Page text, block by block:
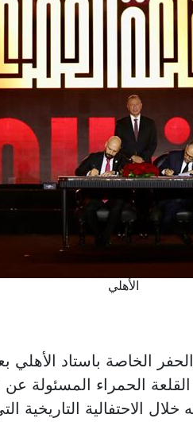
الأهلي
الخاصة باستاد الأهلي
الحمراء المسئولة عن
الاحتفالية